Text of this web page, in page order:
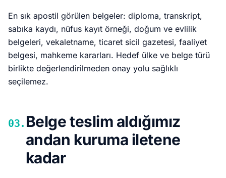
En sık apostil görülen belgeler: diploma, transkript,
sabıka kaydı, nüfus kayıt örneği, doğum ve evlilik
belgeleri, vekaletname, ticaret sicil gazetesi, faaliyet
belgesi, mahkeme kararları. Hedef ülke ve belge türü
birlikte değerlendirilmeden onay yolu sağlıklı
seçilemez.
03. Belge teslim aldığımız
andan kuruma iletene
kadar